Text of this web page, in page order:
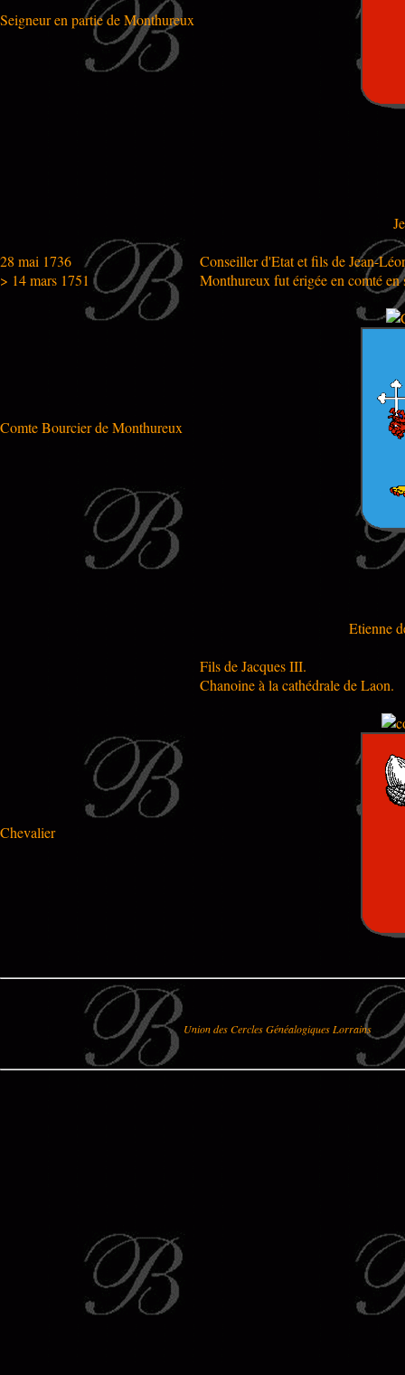
Seigneur en partie de Monthureux
28 mai 1736
> 14 mars 1751
Conseiller d'Etat et fils de Jean-
Monthureux fut érigée en comté en
Comte Bourcier de Monthureux
Etienne
Fils de Jacques III.
Chanoine à la cathédrale de Laon.
Chevalier
Union des Cercles Généalogiques Lorrains